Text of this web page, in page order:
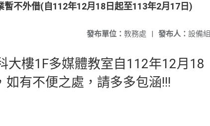
暫不外借(自112年12月18日起至113年2月17日)
發布人： 設備組
發布單位： 教務處 |
大樓1F多媒體教室自112年12月18
有不便之處，請多多包涵!!!